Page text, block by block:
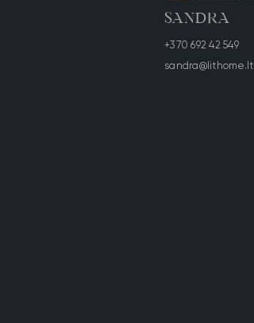
SANDRA
+370 692 42 549
sandra@lithome.lt